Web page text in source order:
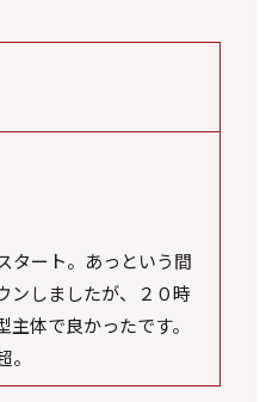
タート。あっという間
ンしましたが、２０時
体で良かったです。